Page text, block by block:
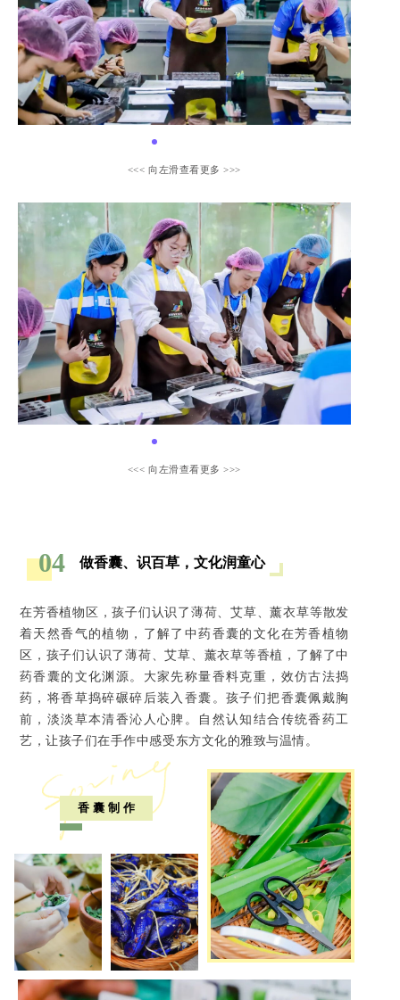
<<< 向左滑查看更多 >>>
<<< 向左滑查看更多 >>>
04 做香囊、识百草，文化润童心
在芳香植物区，孩子们认识了薄荷、艾草、薰衣草等散发
着天然香气的植物，了解了中药香囊的文化在芳香植物
区，孩子们认识了薄荷、艾草、薰衣草等香植，了解了中
药香囊的文化渊源。大家先称量香料克重，效仿古法捣
药，将香草捣碎碾碎后装入香囊。孩子们把香囊佩戴胸
前，淡淡草本清香沁人心脾。自然认知结合传统香药工
艺，让孩子们在手作中感受东方文化的雅致与温情。
香 囊 制 作